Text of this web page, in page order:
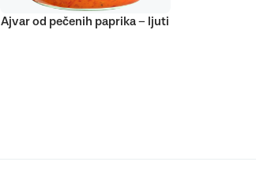
Ajvar od pečenih paprika – ljuti